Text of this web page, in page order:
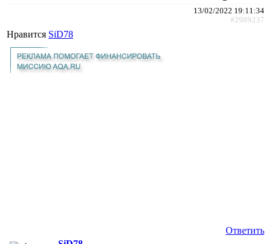
13/02/2022 19:11:34
#2989237
Нравится SiD78
Ответить